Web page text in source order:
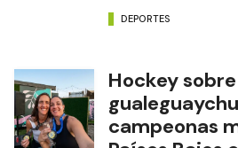
DEPORTES
Hockey
campeonas